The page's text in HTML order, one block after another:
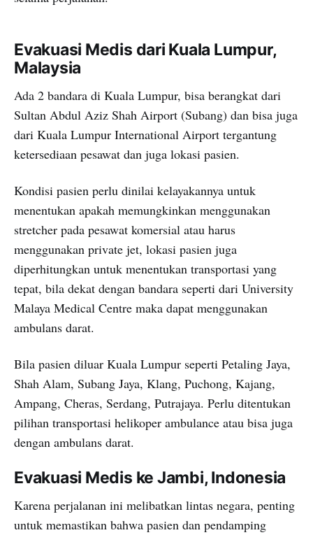
Evakuasi Medis dari Kuala Lumpur,
Malaysia
Ada 2 bandara di Kuala Lumpur, bisa berangkat dari
Sultan Abdul Aziz Shah Airport (Subang) dan bisa juga
dari Kuala Lumpur International Airport tergantung
ketersediaan pesawat dan juga lokasi pasien.
Kondisi pasien perlu dinilai kelayakannya untuk
menentukan apakah memungkinkan menggunakan
stretcher pada pesawat komersial atau harus
menggunakan private jet, lokasi pasien juga
diperhitungkan untuk menentukan transportasi yang
tepat, bila dekat dengan bandara seperti dari University
Malaya Medical Centre maka dapat menggunakan
ambulans darat.
Bila pasien diluar Kuala Lumpur seperti Petaling Jaya,
Shah Alam, Subang Jaya, Klang, Puchong, Kajang,
Ampang, Cheras, Serdang, Putrajaya. Perlu ditentukan
pilihan transportasi helikoper ambulance atau bisa juga
dengan ambulans darat.
Evakuasi Medis ke Jambi, Indonesia
Karena perjalanan ini melibatkan lintas negara, penting
untuk memastikan bahwa pasien dan pendamping